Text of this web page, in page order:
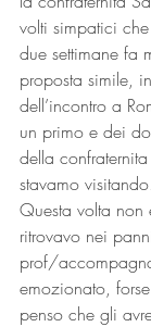
volti simpatici
due settimane fa
proposta simile,
dell’incontro a
un primo e dei
della
stavamo visitando.
Questa volta non
ritrovavo nei
prof/
emozionato,
penso che gli